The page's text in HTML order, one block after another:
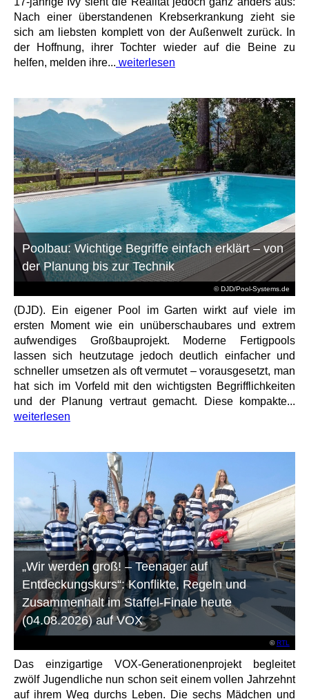
Nach einer überstandenen Krebserkrankung zieht sie
sich am liebsten komplett von der Außenwelt zurück. In
der Hoffnung, ihrer Tochter wieder auf die Beine zu
helfen, melden ihre... weiterlesen
© DJD/Pool-Systems.de
Poolbau: Wichtige Begriffe einfach erklärt – von
der Planung bis zur Technik
(DJD). Ein eigener Pool im Garten wirkt auf viele im
ersten Moment wie ein unüberschaubares und extrem
aufwendiges Großbauprojekt. Moderne Fertigpools
lassen sich heutzutage jedoch deutlich einfacher und
schneller umsetzen als oft vermutet – vorausgesetzt, man
hat sich im Vorfeld mit den wichtigsten Begrifflichkeiten
und der Planung vertraut gemacht. Diese kompakte...
weiterlesen
©RTL
„Wir werden groß! – Teenager auf
Entdeckungskurs“: Konflikte, Regeln und
Zusammenhalt im Staffel-Finale heute
(04.08.2026) auf VOX
Das einzigartige VOX-Generationenprojekt begleitet
zwölf Jugendliche nun schon seit einem vollen Jahrzehnt
auf ihrem Weg durchs Leben. Die sechs Mädchen und